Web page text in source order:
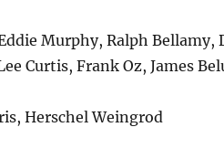
Murphy, Ralph Bellamy,
Curtis, Frank Oz, James
Herschel Weingrod